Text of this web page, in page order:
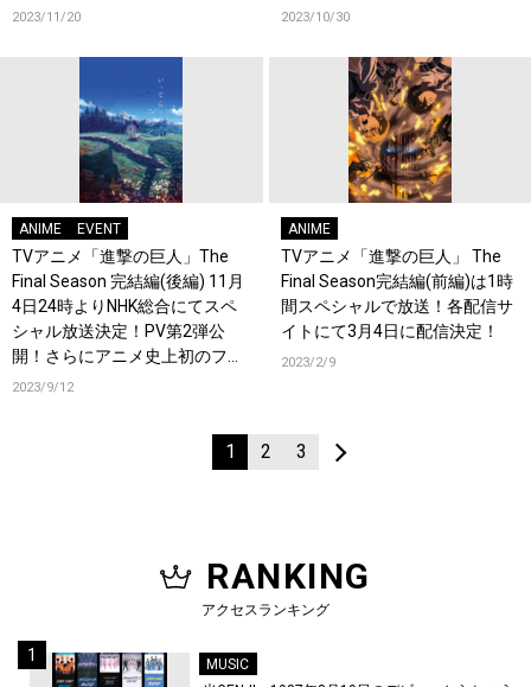
最新曲の情報も！
2023/11/20
テーマはLinked Horizon、EDテ
2023/10/30
ANIME EVENT
TVアニメ「進撃の巨人」The
Final Season 完結編(後編) 11月
4日24時よりNHK総合にてスペ
シャル放送決定！PV第2弾公
開！さらにアニメ史上初のファ
ン参加型オンライン打ち上げイ
2023/9/12
ANIME
TVアニメ「進撃の巨人」 The
Final Season完結編(前編)は1時
間スペシャルで放送！各配信サ
イトにて3月4日に配信決定！
2023/2/9
1 2 3
RANKING
アクセスランキング
MUSIC